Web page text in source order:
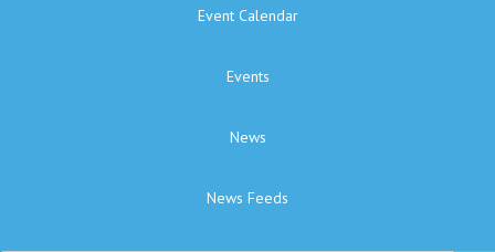
Event Calendar
Events
News
News Feeds